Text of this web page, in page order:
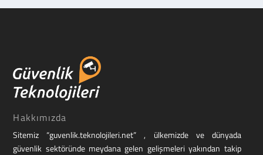
Hakkımızda
Sitemiz “guvenlik.teknolojileri.net” , ülkemizde ve dünyada
güvenlik sektöründe meydana gelen gelişmeleri yakından takip